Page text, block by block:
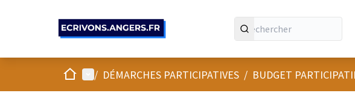
AccueilMenu principal
/ DÉMARCHES PARTICIPATIVES / BUDGET